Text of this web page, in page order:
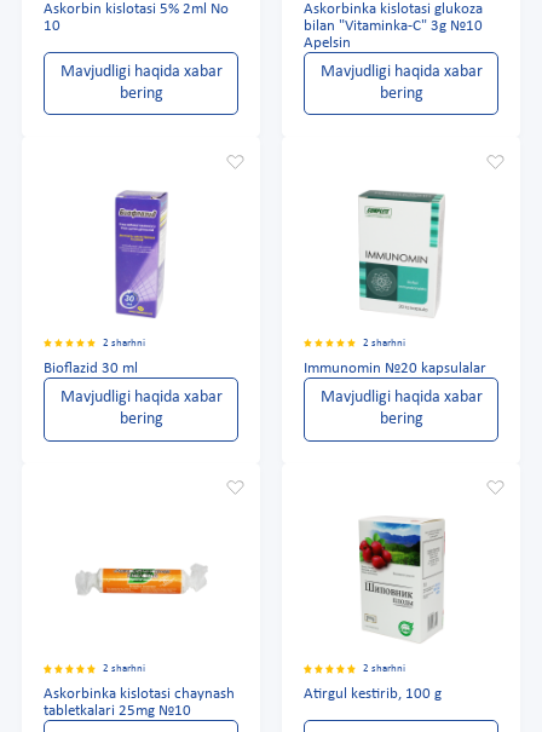
Askorbin kislotasi 5% 2ml No
10
Mavjudligi haqida xabar
bering
Askorbinka kislotasi glukoza
bilan "Vitaminka-C" 3g №10
Apelsin
Mavjudligi haqida xabar
bering
2 sharhni
Bioflazid 30 ml
Mavjudligi haqida xabar
bering
2 sharhni
Immunomin №20 kapsulalar
Mavjudligi haqida xabar
bering
2 sharhni
Askorbinka kislotasi chaynash
tabletkalari 25mg №10
2 sharhni
Atirgul kestirib, 100 g